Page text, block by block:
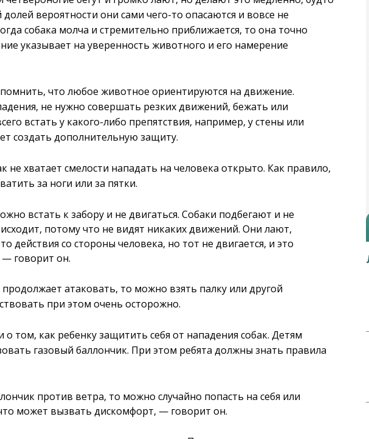
вероятности они сами чего-то опасаются и вовсе не
собака молча и стремительно приближается, то она точно
указывает на уверенность животного и его намерение
что любое животное ориентируются на движение.
не нужно совершать резких движений, бежать или
встать у какого-либо препятствия, например, у стены или
создать дополнительную защиту.
не хватает смелости нападать на человека открыто. Как правило,
за ноги или за пятки.
встать к забору и не двигаться. Собаки подбегают и не
потому что не видят никаких движений. Они лают,
действия со стороны человека, но тот не двигается, и это
— говорит он.
продолжает атаковать, то можно взять палку или другой
при этом очень осторожно.
о том, как ребенку защитить себя от нападения собак. Детям
газовый баллончик. При этом ребята должны знать правила
против ветра, то можно случайно попасть на себя или
может вызвать дискомфорт, — говорит он.